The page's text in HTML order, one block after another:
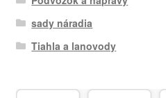
sady náradia
Tiahla a lanovody